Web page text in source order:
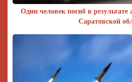
Один человек погиб в результате
Саратовской